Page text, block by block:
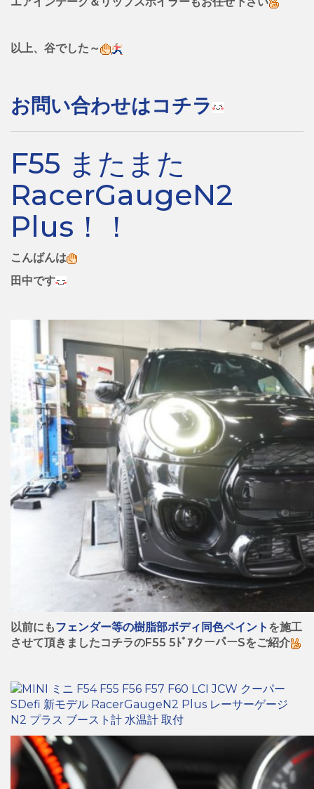
以上、谷でした～
お問い合わせはコチラ
F55 またまた
RacerGaugeN2
Plus！！
こんばんは
田中です
以前にもフェンダー等の樹脂部ボディ同色ペイント を施工
させて頂きましたコチラのF55 5ﾄﾞｱクーパーSをご紹介